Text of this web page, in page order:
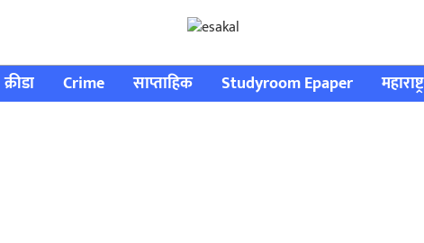
क्रीडा Crime साप्ताहिक Studyroom Epaper महाराष्ट्र